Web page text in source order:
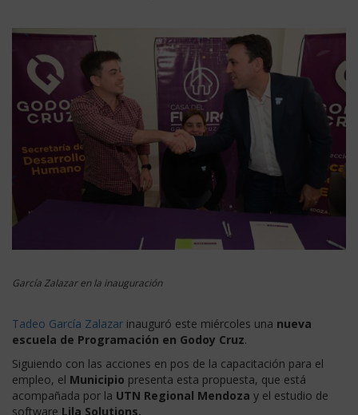
García Zalazar en la inauguración
Tadeo García Zalazar inauguró este miércoles una nueva
escuela de Programación en Godoy Cruz.
Siguiendo con las acciones en pos de la capacitación para el
empleo, el Municipio presenta esta propuesta, que está
acompañada por la UTN Regional Mendoza y el estudio de
software Lila Solutions.